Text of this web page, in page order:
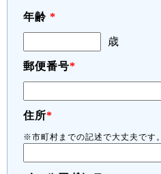
年齢 *
歳
郵便番号*
住所*
※市町村までの記述で大丈夫です。